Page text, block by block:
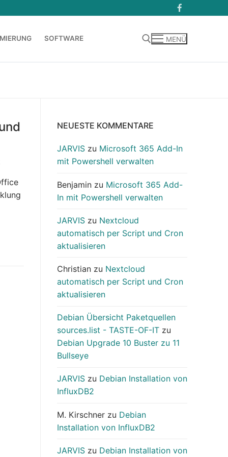
SOFTWARE MENÜ
NEUESTE KOMMENTARE
JARVIS zu Microsoft 365 Add-In
mit Powershell verwalten
Benjamin zu Microsoft 365 Add-
In mit Powershell verwalten
JARVIS zu Nextcloud
automatisch per Script und Cron
aktualisieren
Christian zu Nextcloud
automatisch per Script und Cron
aktualisieren
Debian Übersicht Paketquellen
sources.list - TASTE-OF-IT zu
Debian Upgrade 10 Buster zu 11
Bullseye
JARVIS zu Debian Installation von
InfluxDB2
M. Kirschner zu Debian
Installation von InfluxDB2
JARVIS zu Debian Installation von